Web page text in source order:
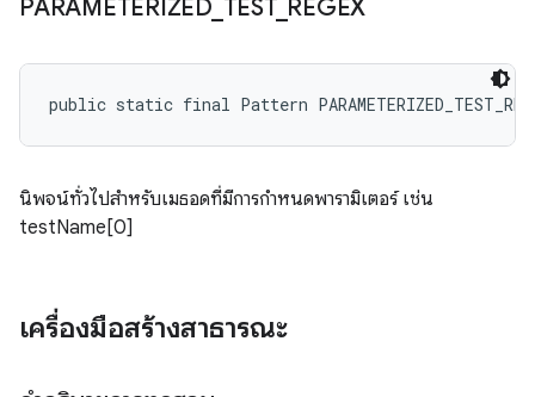
PARAMETERIZED_ TEST_ REGEX
public static final Pattern
นิพจน์ทั่วไปสำหรับเมธอดที่มีการกำหนดพารามิเตอร์ เช่น
testName[0]
เครื่องมือสร้างสาธารณะ